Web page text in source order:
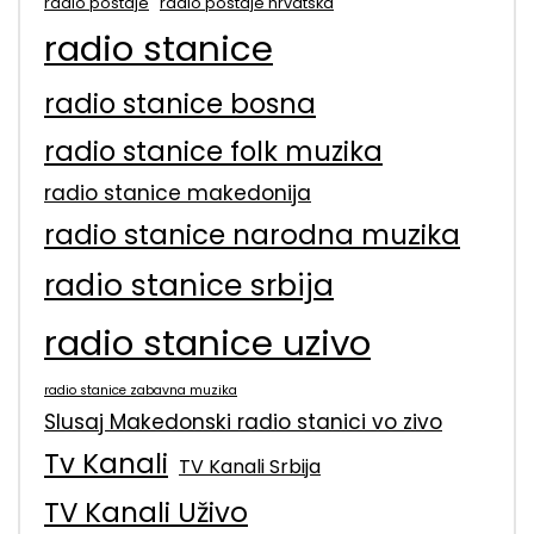
radio stanice
radio stanice bosna
radio stanice folk muzika
radio stanice makedonija
radio stanice narodna muzika
radio stanice srbija
radio stanice uzivo
radio stanice zabavna muzika
Slusaj Makedonski radio stanici vo zivo
Tv Kanali TV Kanali Srbija
TV Kanali Uživo